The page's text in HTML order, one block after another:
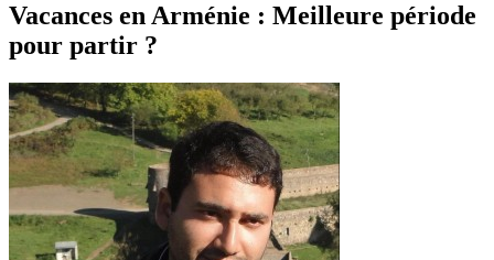
Vacances en Arménie : Meilleure période
pour partir ?